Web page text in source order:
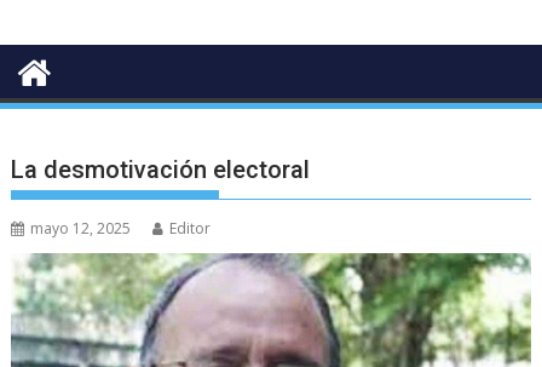
La desmotivación electoral
mayo 12, 2025 Editor